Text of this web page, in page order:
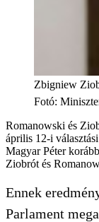
Zbigniew
Fotó:
Romanowski és
április 12-i
Magyar Péter
Ziobrót és
Ennek
Parlament